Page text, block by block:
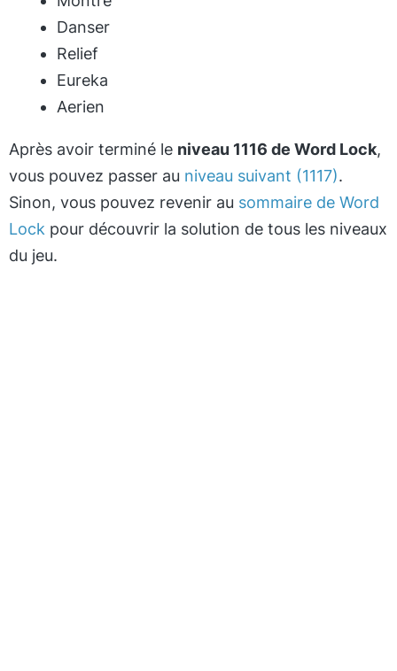
Danser
Relief
Eureka
Aerien
Après avoir terminé le niveau 1116 de Word Lock,
vous pouvez passer au niveau suivant (1117).
Sinon, vous pouvez revenir au sommaire de Word
Lock pour découvrir la solution de tous les niveaux
du jeu.